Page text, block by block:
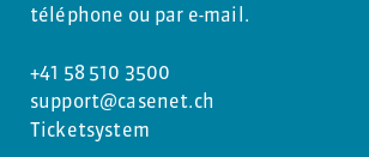
téléphone ou par e-mail.
+41 58 510 3500
support@casenet.ch
Ticketsystem